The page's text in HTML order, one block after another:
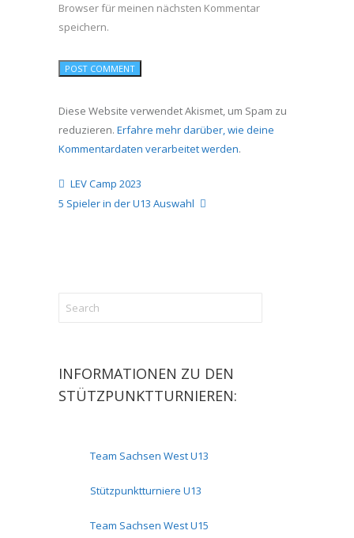
Browser für meinen nächsten Kommentar
speichern.
Diese Website verwendet Akismet, um Spam zu
reduzieren. Erfahre mehr darüber, wie deine
Kommentardaten verarbeitet werden.
LEV Camp 2023
5 Spieler in der U13 Auswahl
INFORMATIONEN ZU DEN
STÜTZPUNKTTURNIEREN:
Team Sachsen West U13
Stützpunktturniere U13
Team Sachsen West U15